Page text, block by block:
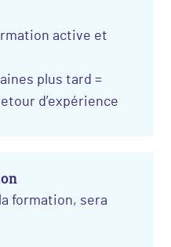
active et
plus tard =
d’expérience
formation, sera